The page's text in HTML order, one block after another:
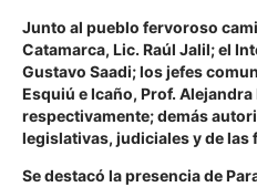
Junto al pueblo fervoroso
Catamarca, Lic. Raúl Jalil; el
Gustavo Saadi; los jefes
Esquiú e Icaño, Prof.
respectivamente; demás
legislativas, judiciales y de las
Se destacó la presencia de